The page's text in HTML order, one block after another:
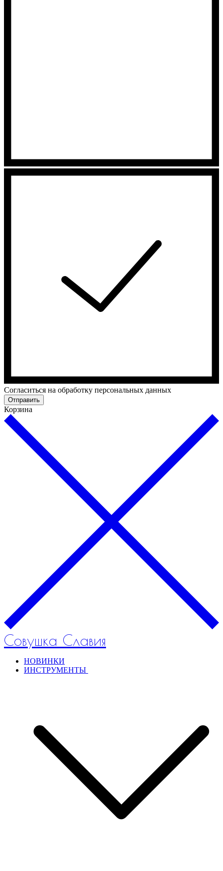
Cогласиться на обработку персональных данных
Отправить
Корзина
Совушка Славия
НОВИНКИ
ИНСТРУМЕНТЫ